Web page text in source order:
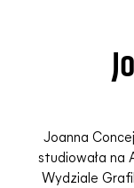
Joanna
studiowała na
Wydziale